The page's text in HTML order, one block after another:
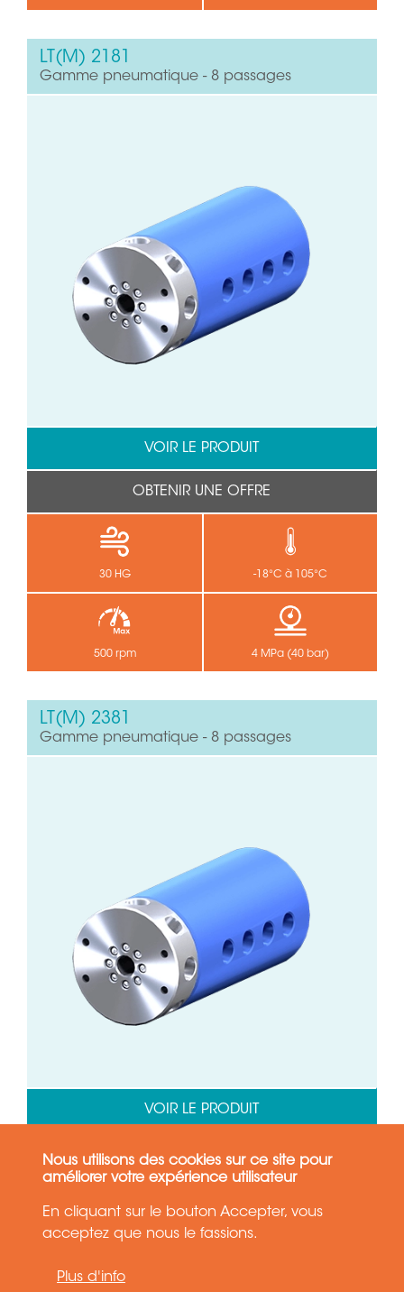
Nous utilisons des cookies sur ce site pour
améliorer votre expérience utilisateur
En cliquant sur le bouton Accepter, vous
acceptez que nous le fassions.
Plus d'info
LT(M) 2181
Gamme pneumatique - 8 passages
30 HG -18°C à 105°C
500 rpm 4 MPa (40 bar)
VOIR LE PRODUIT
OBTENIR UNE OFFRE
LT(M) 2381
Gamme pneumatique - 8 passages
30 HG -18°C à 105°C
VOIR LE PRODUIT
OBTENIR UNE OFFRE